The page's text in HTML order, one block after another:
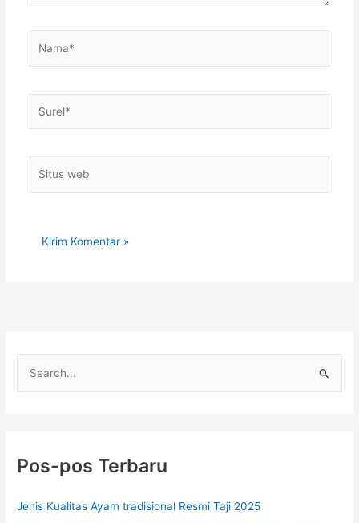
web
n
u
Pos-pos Terbaru
Jenis Kualitas Ayam tradisional Resmi Taji 2025